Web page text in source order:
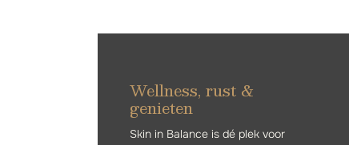
Wellness, rust &
genieten
Skin in Balance is dé plek voor